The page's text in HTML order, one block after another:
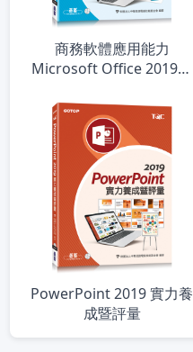
商務軟體應用能力
Microsoft Office 2019實
含：術科題目+解題步驟〉
PowerPoint 2019 實力養
成暨評量